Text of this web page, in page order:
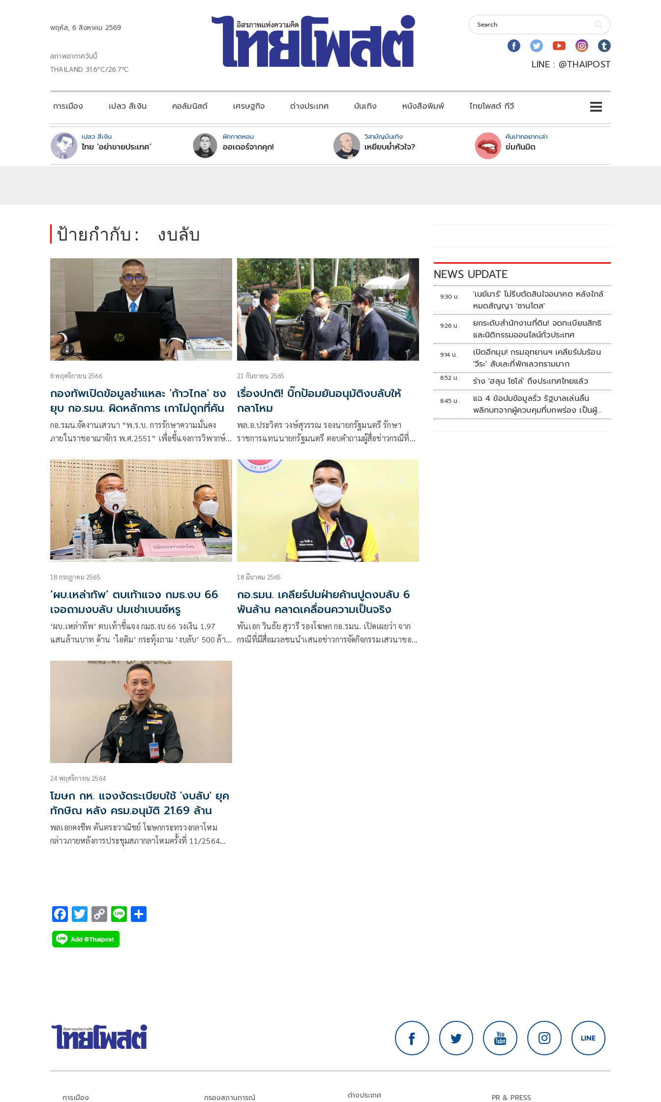
พฤหัส, 6 สิงหาคม 2569
สภาพอากาศวันนี้
THAILAND 31.6°C/26.7°C
LINE : @THAIPOST
การเมือง เปลว สีเงิน คอลัมนิสต์ เศรษฐกิจ ต่างประเทศ บันเทิง หนังสือพิมพ์ ไทยโพสต์ ทีวี
เปลว สีเงิน
ไทย ‘อย่าขายประเทศ’
ผักกาดหอม
ออเดอร์จากคุก!
วิสามัญบันเทิง
เหยียบย่ำหัวใจ?
คันปากอยากเล่า
ข่มกันมิด
ป้ายกำกับ : งบลับ
8 พฤศจิกายน 2566
กองทัพเปิดข้อมูลชำแหละ 'ก้าวไกล' ชง
ยุบ กอ.รมน. ผิดหลักการ เกาไม่ถูกที่คัน
กอ.รมน.จัดงานเสวนา “พ.ร.บ. การรักษาความมั่นคง
ภายในราชอาณาจักร พ.ศ.2551” เพื่อชี้แจงการวิพากษ์
จัด รวมถึงตอบข้อสงสัยกรณีพรรคก้าวไกลที่ผลักดันเสนอ
ร่าง พ.ร.บ.ยกเลิก พ.ร.บ.การรักษาความมั่นคงภายในราช
อาณาจักร 2551
21 กันยายน 2565
เรื่องปกติ! บิ๊กป้อมยันอนุมัติงบลับให้
กลาโหม
พล.อ.ประวิตร วงษ์สุวรรณ รองนายกรัฐมนตรี รักษา
ราชการแทนนายกรัฐมนตรี ตอบคำถามผู้สื่อข่าวกรณีที่ได้
18 กรกฎาคม 2565
‘ผบ.เหล่าทัพ’ ตบเท้าแจง กมธ.งบ 66
เจอถามงบลับ ปมเช่าเบนซ์หรู
‘ผบ.เหล่าทัพ’ ตบเท้าชี้แจง กมธ.งบ 66 วงเงิน 1.97
แสนล้านบาท ด้าน ‘ไอติม’ กระทุ้งถาม ‘งบลับ’ 500 ล้าน
18 มีนาคม 2565
กอ.รมน. เคลียร์ปมฝ่ายค้านปูดงบลับ 6
พันล้าน คลาดเคลื่อนความเป็นจริง
พันเอก วินธัย สุวารี รองโฆษก กอ.รมน. เปิดเผยว่า จาก
กรณีที่มีสื่อมวลชนนำเสนอข่าวการจัดกิจกรรมเสวนาของ
24 พฤศจิกายน 2564
โฆษก กห. แจงงัดระเบียบใช้ 'งบลับ' ยุค
ทักษิณ หลัง ครม.อนุมัติ 21.69 ล้าน
พลเอกคงชีพ ตันตระวาณิชย์ โฆษกกระทรวงกลาโหม
กล่าวภายหลังการประชุมสภากลาโหมครั้งที่ 11/2564
F
ac
e
T
wi
tt
C
o
p
Li
NEWS UPDATE
9:30 น.
'เนย์มาร์' ไม่รีบตัดสินใจอนาคต หลังใกล้
หมดสัญญา 'ซานโตส'
9:26 น.
ยกระดับสำนักงานที่ดิน! จดทะเบียนสิทธิ
และนิติกรรมออนไลน์ทั่วประเทศ
9:14 น.
เปิดอีกมุม! กรมอุทยานฯ เคลียร์ปมร้อน
'วีระ' สับเละที่พักเลวทรามมาก
8:52 น. ร่าง 'ฮลุน โซโล่' ถึงประเทศไทยแล้ว
8:45 น.
แฉ 4 ข้อปมข้อมูลรั่ว รัฐบาลเล่นลิ้น
พลิกบทจากผู้ควบคุมที่บกพร่อง เป็นผู้
เสียหายขู่ฟ้องคนเอาความจริงมาพูด
การเมือง กรองสถานการณ์ ต่างประเทศ PR & PRESS